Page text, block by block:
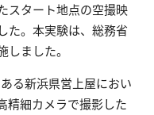
スタート地点の空撮映
た。本実験は、総務省
ました。
る新浜県営上屋におい
精細カメラで撮影した